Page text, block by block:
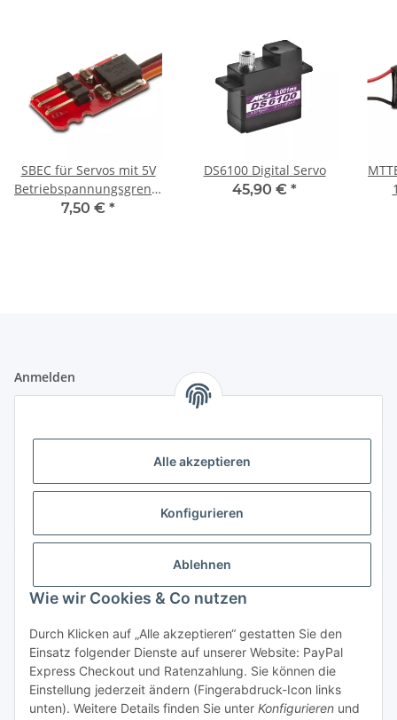
Alle akzeptieren
Konfigurieren
Ablehnen
Wie wir Cookies & Co nutzen
Durch Klicken auf „Alle akzeptieren“ gestatten Sie den
Einsatz folgender Dienste auf unserer Website: PayPal
Express Checkout und Ratenzahlung. Sie können die
Einstellung jederzeit ändern (Fingerabdruck-Icon links
unten). Weitere Details finden Sie unter Konfigurieren und
SBEC für Servos mit 5V
Betriebspannungsgrenze
- 1.5A
7,50 € *
DS6100 Digital Servo
45,90 € *
Anmelden
markierten Felder sind Pflichtfelder.
Passwort
Anmelden
Neu hier?Jetzt registrieren!
Informationen
Rechtliche Informationen